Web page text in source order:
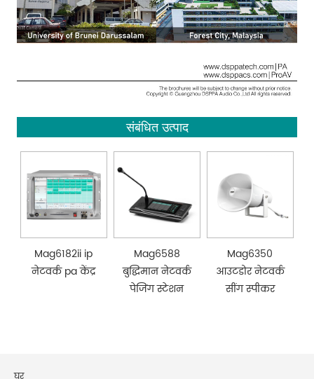
संबंधित उत्पाद
Mag6182ii ip
नेटवर्क pa केंद्र
Mag6588
बुद्धिमान नेटवर्क
पेजिंग स्टेशन
Mag6350
आउटडोर नेटवर्क
सींग स्पीकर